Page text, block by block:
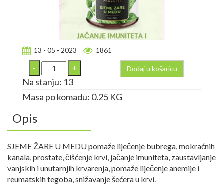
13 - 05 - 2023 1861
Dodaj u košaricu
Na stanju: 13
Masa po komadu: 0.25 KG
Opis
SJEME ŽARE U MEDU pomaže liječenje bubrega, mokraćnih
kanala, prostate, čišćenje krvi, jačanje imuniteta, zaustavljanje
vanjskih i unutarnjih krvarenja, pomaže liječenje anemije i
reumatskih tegoba, snižavanje šećera u krvi.